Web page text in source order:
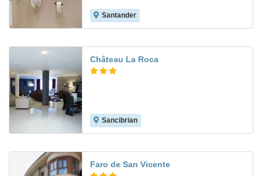
Santander
Château La Roca
Sancibrian
Faro de San Vicente